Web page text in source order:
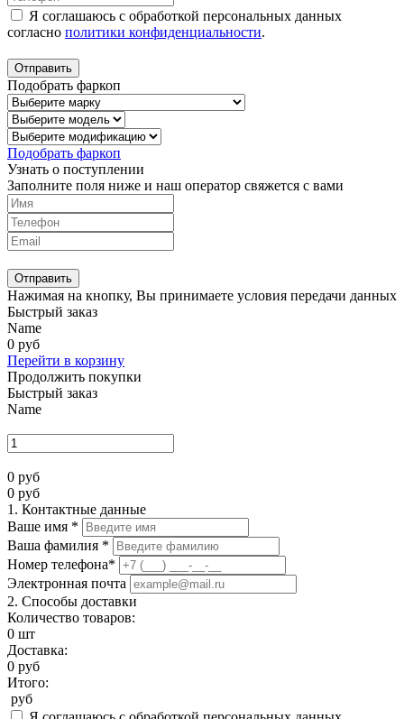
Я соглашаюсь с обработкой персональных данных
согласно политики конфиденциальности.
Отправить
Подобрать фаркоп
Подобрать фаркоп
Узнать о поступлении
Заполните поля ниже и наш оператор свяжется с вами
Отправить
Нажимая на кнопку, Вы принимаете условия передачи данных
Быстрый заказ
Name
0 руб
Перейти в корзину
Продолжить покупки
Быстрый заказ
Name
0 руб
0 руб
1. Контактные данные
Ваше имя *
Ваша фамилия *
Номер телефона*
Электронная почта
2. Способы доставки
Количество товаров:
0 шт
Доставка:
0 руб
Итого:
руб